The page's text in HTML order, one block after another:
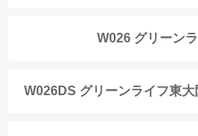
W026 グリーン
W026DS グリーンライフ東